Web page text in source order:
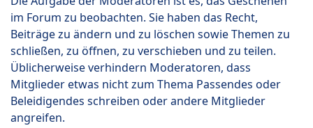
im Forum zu beobachten. Sie haben das Recht,
Beiträge zu ändern und zu löschen sowie Themen zu
schließen, zu öffnen, zu verschieben und zu teilen.
Üblicherweise verhindern Moderatoren, dass
Mitglieder etwas nicht zum Thema Passendes oder
Beleidigendes schreiben oder andere Mitglieder
angreifen.